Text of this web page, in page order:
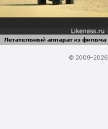
Поиск
© 2009–2026